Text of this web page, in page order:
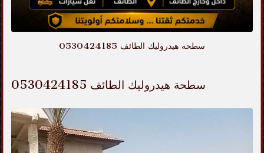
سطحه هيدروليك الطائف 0530424185
سطحة هيدروليك الطائف 0530424185